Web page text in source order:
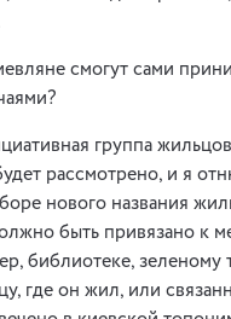
смогут сами
группа
рассмотрено, и я
нового названия
быть привязано к
библиотеке, зеленому
где он жил, или